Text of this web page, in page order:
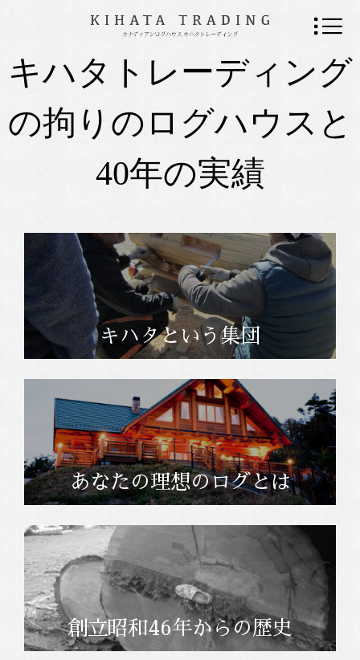
キハタトレーディング
の拘りのログハウスと
40年の実績
キハタという集団
あなたの理想のログとは
創立昭和46年からの歴史